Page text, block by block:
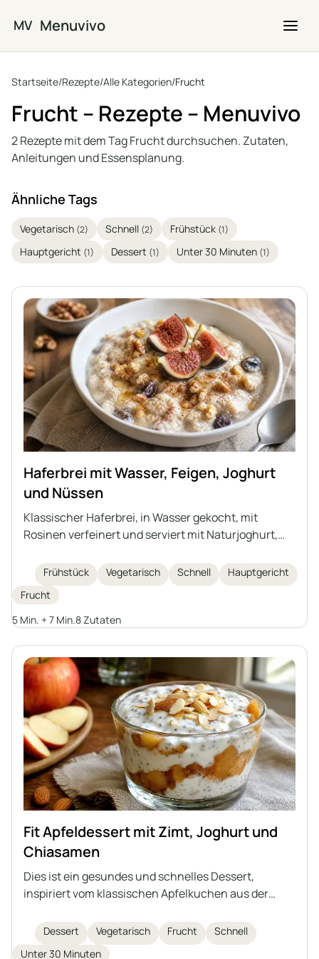
MV Menuvivo
Startseite/Rezepte/Alle Kategorien/Frucht
Frucht – Rezepte – Menuvivo
2 Rezepte mit dem Tag Frucht durchsuchen. Zutaten,
Anleitungen und Essensplanung.
Ähnliche Tags
Vegetarisch (2) Schnell (2) Frühstück (1)
Hauptgericht (1) Dessert (1) Unter 30 Minuten (1)
Haferbrei mit Wasser, Feigen, Joghurt
und Nüssen
Klassischer Haferbrei, in Wasser gekocht, mit
Rosinen verfeinert und serviert mit Naturjoghurt,
ideale Idee für ein schnelles, gesundes und leichtes
Frühstück oder Abendessen. Jeder kann den
Haferbrei mit seinen Lieblingsfrüchten oder
Alternativen bereichern, um seine eigene Version
Frühstück Vegetarisch Schnell
Hauptgericht
Frucht
5 Min. + 7 Min.8 Zutaten
Fit Apfeldessert mit Zimt, Joghurt und
Chiasamen
Dies ist ein gesundes und schnelles Dessert,
inspiriert vom klassischen Apfelkuchen aus der
Es besteht aus gedünsteten Äpfeln mit Zimt, einer
zarten Joghurtcreme mit Chiasamen und
Dessert Vegetarisch Frucht
Schnell
Unter 30 Minuten